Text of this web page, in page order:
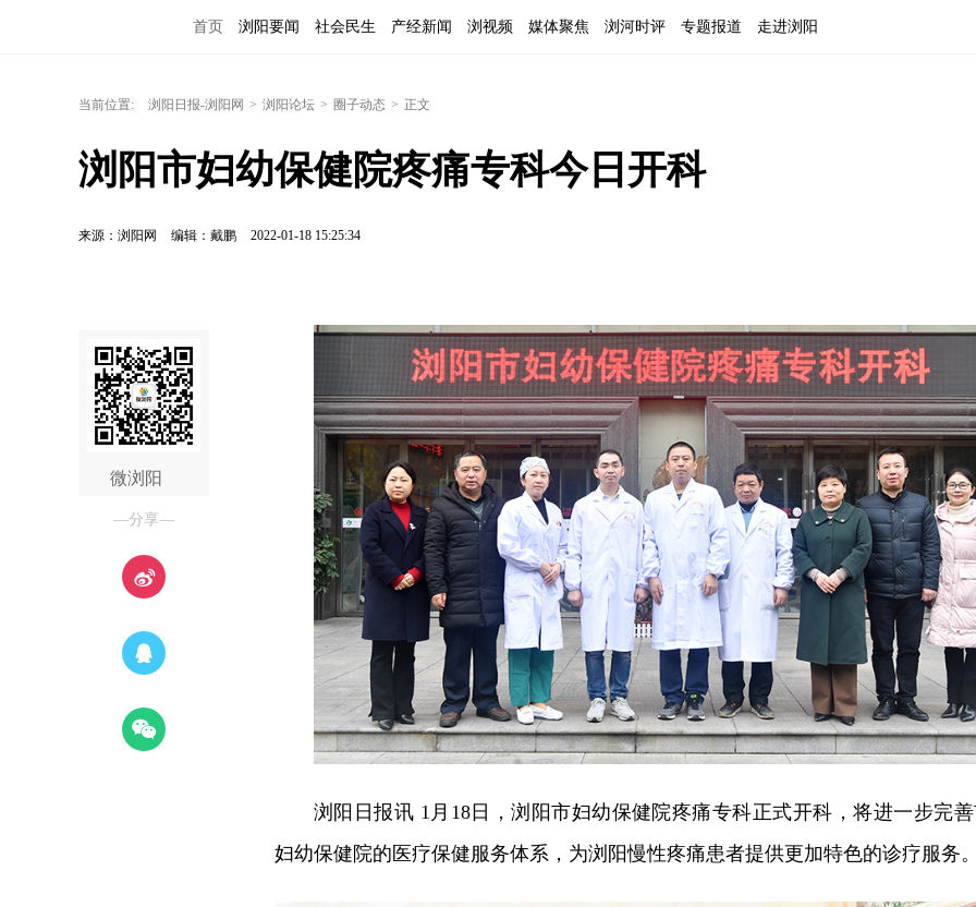
首页 浏阳要闻 社会民生 产经新闻 浏视频 媒体聚焦 浏河时评 专题报道 走进浏阳
当前位置: 浏阳日报-浏阳网 > 浏阳论坛 > 圈子动态 > 正文
浏阳市妇幼保健院疼痛专科今日开科
来源：浏阳网 编辑：戴鹏 2022-01-18 15:25:34
微浏阳
—分享—
浏阳日报讯 1月18日，浏阳市妇幼保健院疼痛专科正式开科，将进一步完
妇幼保健院的医疗保健服务体系，为浏阳慢性疼痛患者提供更加特色的诊疗服务